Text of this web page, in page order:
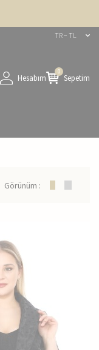
TR − TL
Hesabım
0
Sepetim
Görünüm :